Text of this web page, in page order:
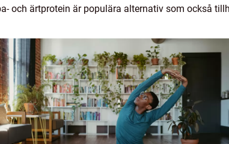
och ärtprotein är populära alternativ som också